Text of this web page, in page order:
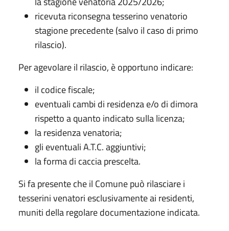
ricevuta riconsegna tesserino venatorio
stagione precedente (salvo il caso di primo
rilascio).
Per agevolare il rilascio, è opportuno indicare:
il codice fiscale;
eventuali cambi di residenza e/o di dimora
rispetto a quanto indicato sulla licenza;
la residenza venatoria;
gli eventuali A.T.C. aggiuntivi;
la forma di caccia prescelta.
Si fa presente che il Comune può rilasciare i
tesserini venatori esclusivamente ai residenti,
muniti della regolare documentazione indicata.